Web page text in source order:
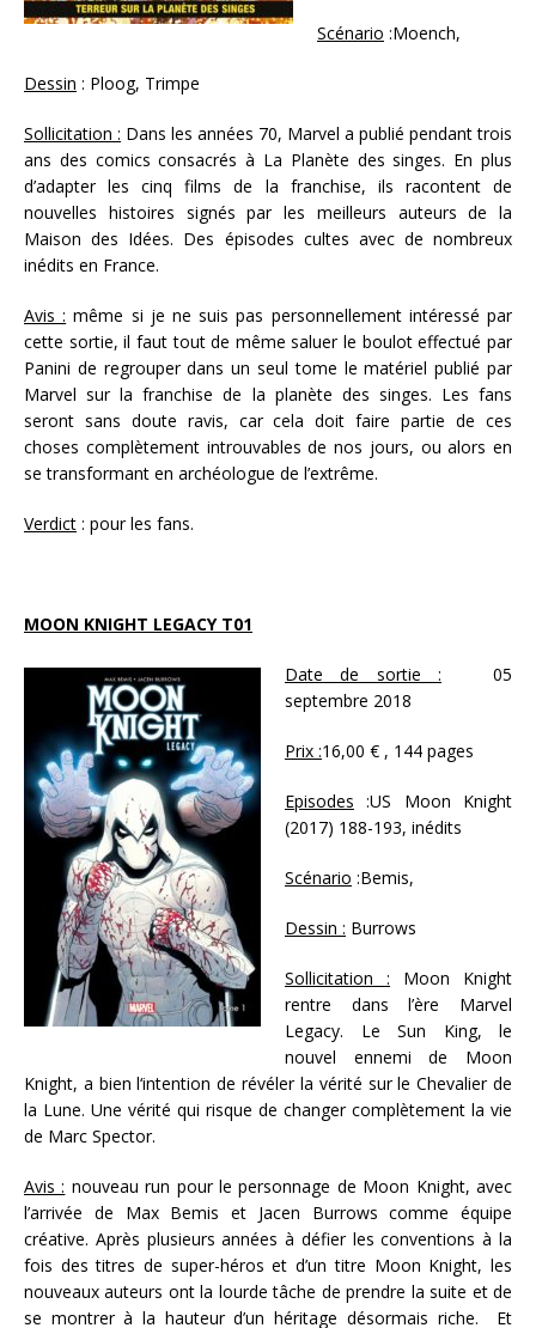
Scénario :Moench,
Dessin : Ploog, Trimpe
Sollicitation : Dans les années 70, Marvel a publié pendant trois
ans des comics consacrés à La Planète des singes. En plus
d’adapter les cinq films de la franchise, ils racontent de
nouvelles histoires signés par les meilleurs auteurs de la
Maison des Idées. Des épisodes cultes avec de nombreux
inédits en France.
Avis : même si je ne suis pas personnellement intéressé par
cette sortie, il faut tout de même saluer le boulot effectué par
Panini de regrouper dans un seul tome le matériel publié par
Marvel sur la franchise de la planète des singes. Les fans
seront sans doute ravis, car cela doit faire partie de ces
choses complètement introuvables de nos jours, ou alors en
se transformant en archéologue de l’extrême.
Verdict : pour les fans.
MOON KNIGHT LEGACY T01
Date de sortie : 05
septembre 2018
Prix :16,00 € , 144 pages
Episodes :US Moon Knight
(2017) 188-193, inédits
Scénario :Bemis,
Dessin : Burrows
Sollicitation : Moon Knight
rentre dans l’ère Marvel
Legacy. Le Sun King, le
nouvel ennemi de Moon
Knight, a bien l‘intention de révéler la vérité sur le Chevalier de
la Lune. Une vérité qui risque de changer complètement la vie
de Marc Spector.
Avis : nouveau run pour le personnage de Moon Knight, avec
l’arrivée de Max Bemis et Jacen Burrows comme équipe
créative. Après plusieurs années à défier les conventions à la
fois des titres de super-héros et d’un titre Moon Knight, les
nouveaux auteurs ont la lourde tâche de prendre la suite et de
se montrer à la hauteur d’un héritage désormais riche. Et